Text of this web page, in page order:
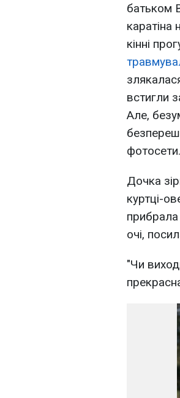
батьком
каратіна
кінні
встигли
Але,
Дочка
куртці-
очі,
"Чи